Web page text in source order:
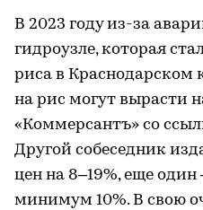
В 2023 году из-за
гидроузле, которая
риса в Краснодарском
на рис могут вырасти
«Коммерсантъ» со
Другой собеседник
цен на 8–19%, еще
минимум 10%. В свою